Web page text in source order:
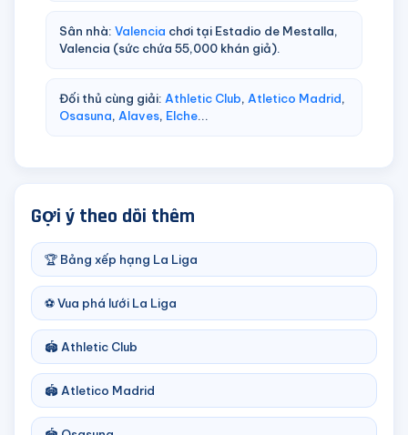
Sân nhà: Valencia chơi tại Estadio de Mestalla,
Valencia (sức chứa 55,000 khán giả).
Đối thủ cùng giải: Athletic Club, Atletico Madrid,
Osasuna, Alaves, Elche...
Gợi ý theo dõi thêm
🏆 Bảng xếp hạng La Liga
⚽ Vua phá lưới La Liga
🏟️ Athletic Club
🏟️ Atletico Madrid